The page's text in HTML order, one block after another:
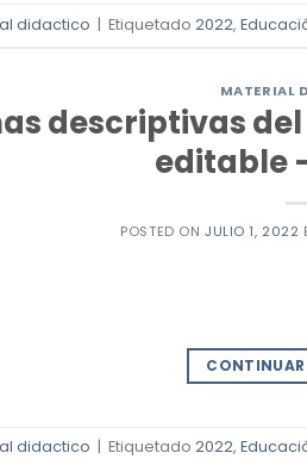
didactico | Etiquetado 2022,
MATERIAL
descriptivas
editable
POSTED ON JULIO 1, 2022
CONTINUAR
didactico Etiquetado 2022,